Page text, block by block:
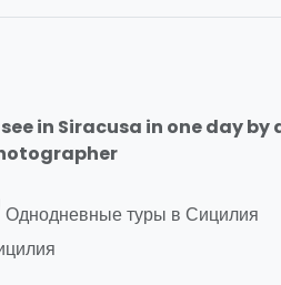
in Siracusa in one day
Однодневные туры в Сицилия